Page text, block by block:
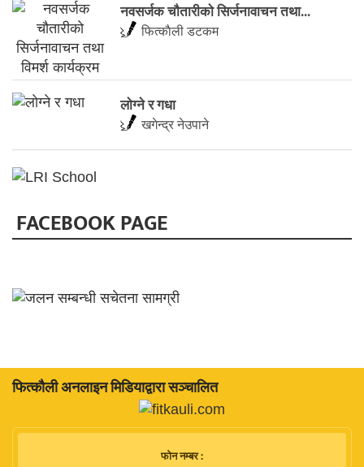
नवसर्जक चाैतारीकाे सिर्जनावाचन तथा...
फित्काैली डटकम
लाेग्ने र गधा
खगेन्द्र नेउपाने
FACEBOOK PAGE
फित्काैली अनलाइन मिडियाद्वारा सञ्चालित
फाेन नम्बर :